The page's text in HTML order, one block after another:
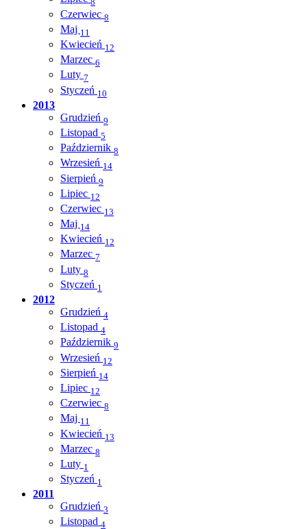
8
Czerwiec 8
Maj 11
Kwiecień 12
Marzec 6
Luty 7
Styczeń 10
2013
Grudzień 9
Listopad 5
Październik 8
Wrzesień 14
Sierpień 9
Lipiec 12
Czerwiec 13
Maj 14
Kwiecień 12
Marzec 7
Luty 8
Styczeń 1
2012
Grudzień 4
Listopad 4
Październik 9
Wrzesień 12
Sierpień 14
Lipiec 12
Czerwiec 8
Maj 11
Kwiecień 13
Marzec 8
Luty 1
Styczeń 1
2011
Grudzień 3
Listopad 4